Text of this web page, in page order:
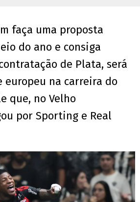
faça uma proposta
do ano e consiga
de Plata, será
europeu na carreira do
que, no Velho
por Sporting e Real